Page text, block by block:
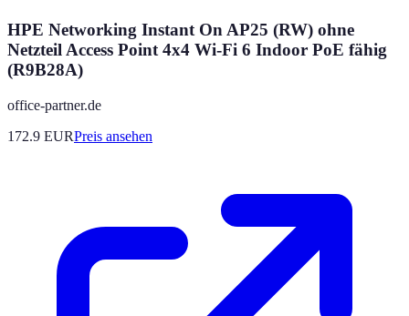
HPE Networking Instant On AP25 (RW) ohne
Netzteil Access Point 4x4 Wi-Fi 6 Indoor PoE fähig
(R9B28A)
office-partner.de
172.9 EURPreis ansehen